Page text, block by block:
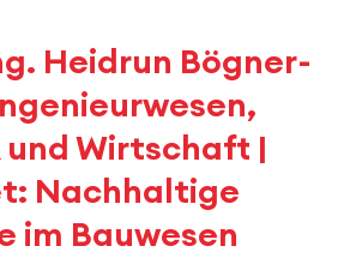
Heidrun Bögner-
und Wirtschaft |
Nachhaltige
im Bauwesen